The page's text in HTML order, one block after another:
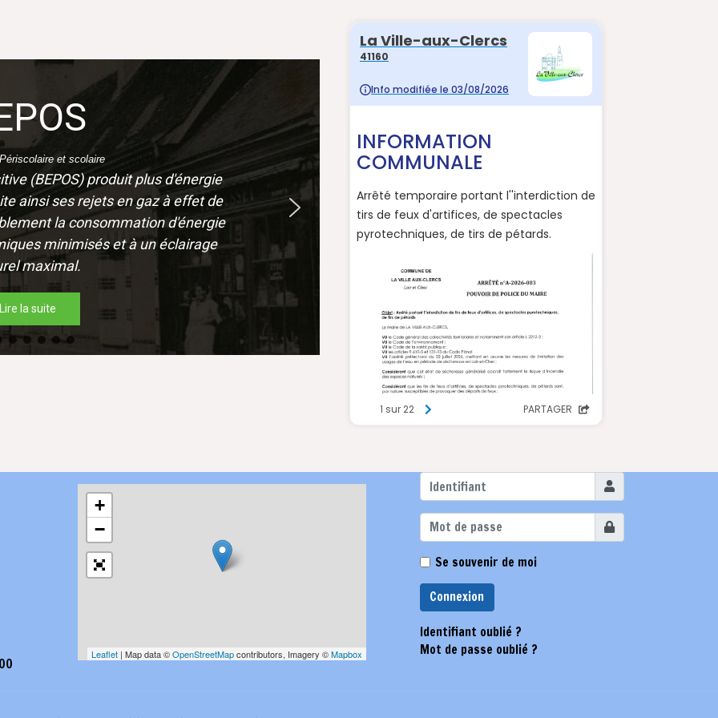
Bâtiments et terrains à
vendre
Différents bâtiments et terrains à construire sont à vendre sur la commune de La Ville
aux Clercs. Renseignez-vous en mairie, pour plus d’informations.
Lire la suite
+
−
Leaflet| Map data ©OpenStreetMapcontributors, Imagery ©Mapbox
Identifiant
Afficher
Se souvenir de moi
Connexion
Identifiant oublié ?
Mot de passe oublié ?